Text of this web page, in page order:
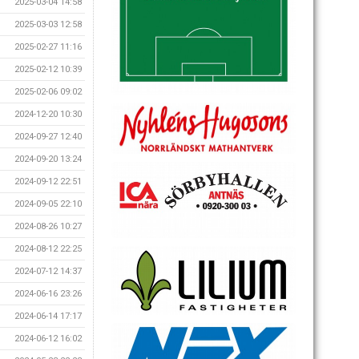
2025-03-04 14:58
2025-03-03 12:58
2025-02-27 11:16
2025-02-12 10:39
2025-02-06 09:02
2024-12-20 10:30
2024-09-27 12:40
2024-09-20 13:24
2024-09-12 22:51
2024-09-05 22:10
2024-08-26 10:27
2024-08-12 22:25
2024-07-12 14:37
2024-06-16 23:26
2024-06-14 17:17
2024-06-12 16:02